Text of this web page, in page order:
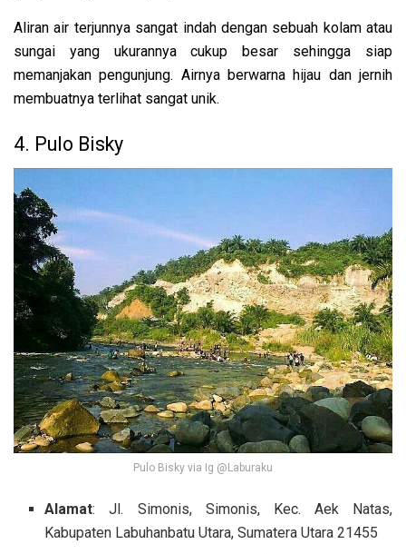
Aliran air terjunnya sangat indah dengan sebuah kolam atau
sungai yang ukurannya cukup besar sehingga siap
memanjakan pengunjung. Airnya berwarna hijau dan jernih
membuatnya terlihat sangat unik.
4. Pulo Bisky
Pulo Bisky via Ig @Laburaku
Alamat: Jl. Simonis, Simonis, Kec. Aek Natas,
Kabupaten Labuhanbatu Utara, Sumatera Utara 21455